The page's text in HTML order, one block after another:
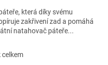
která díky svému
zakřivení zad a pomáhá
natahovač páteře...